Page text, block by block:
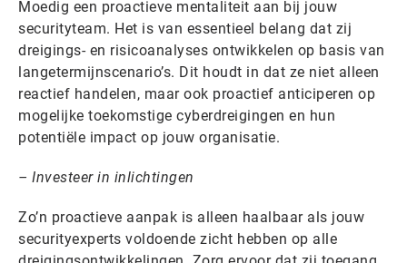
Moedig een proactieve mentaliteit aan bij jouw
securityteam. Het is van essentieel belang dat zij
dreigings- en risicoanalyses ontwikkelen op basis van
langetermijnscenario’s. Dit houdt in dat ze niet alleen
reactief handelen, maar ook proactief anticiperen op
mogelijke toekomstige cyberdreigingen en hun
potentiële impact op jouw organisatie.
– Investeer in inlichtingen
Zo’n proactieve aanpak is alleen haalbaar als jouw
securityexperts voldoende zicht hebben op alle